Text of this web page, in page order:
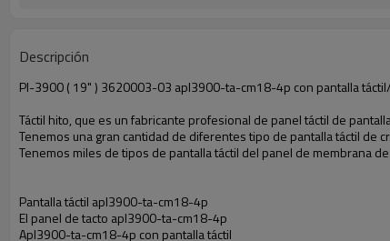
Descripción
Pl-3900 ( 19" ) 3620003-03 apl3900-ta-cm18-4p con pantalla
Táctil hito, que es un fabricante profesional de panel táctil de
Tenemos una gran cantidad de diferentes tipo de pantalla táctil de
Tenemos miles de tipos de pantalla táctil del panel de membrana
Pantalla táctil apl3900-ta-cm18-4p
El panel de tacto apl3900-ta-cm18-4p
Apl3900-ta-cm18-4p con pantalla táctil